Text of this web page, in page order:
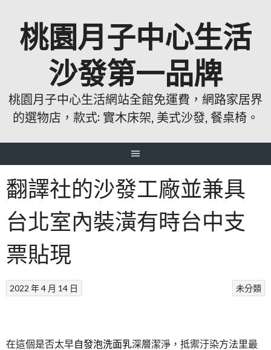
桃園月子中心生活
沙發第一品牌
桃園月子中心生活網站全館免運費，網路家居界
的選物店，款式: 實木床架, 美式沙發, 餐桌椅。
翻譯社的沙發工廠並兼具
台北室內裝潢有時台中支
票貼現
未分類
2022 年 4 月 14 日
在這個是否太早自發泡洗面乳深層潔淨，抵禦汙染方法里最